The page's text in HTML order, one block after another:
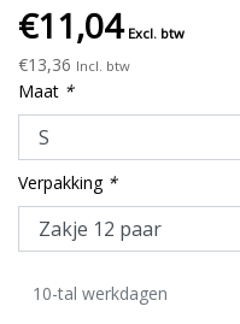
€11,04 Excl. btw
€13,36 Incl. btw
Maat *
Verpakking *
10-tal werkdagen